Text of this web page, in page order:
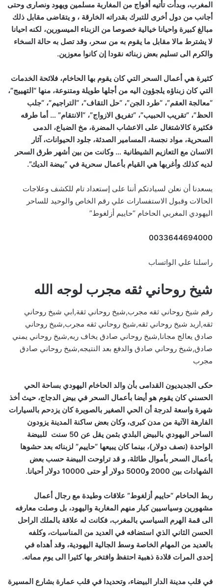
المغرب، وبدأت تأتيه أفواج من المغاربة مسلمين ويهود ونصارى وحتى
أجانب من دول أخرى للتبرك بقدراته الخارقة ، و يتقاضى مقابل ذلك
مبالغ كبيرة واحيانا خيالية خصوصا من الزبناء الميسورين، لكنه احيانا
لا يشترط مالا مقابل ما يقوم به من سحر، وقد تصل به حالة السخاء
والكرم الى تسليم بعض زبنائه نقودا إن كانوا معوزين.
كثيرة هي أعمال السحر التي كان يقوم بها الحاخام، فلائحة الخدمات
التي كان زبناؤه يلجؤون اليه من أجلها طويلة ومتنوعة، منها “التهييج”،
“معالجة العقم”، “طرد الجن”، “حل التقاف”، “التراجيم”، “جلب
الحظ”، “تقريب الحبيب”، “تفريق الازواج”، “الانتقام” … أما طرقه
فكثيرة كالاشتغال على الاعشاب المضرة، مخ الضباع، الدمى
السحرية، مواد نجسة، المسامير الصدئة، جلود الحيوانات، آثار
الانسان مع التعازيم الشيطانية … وكانت من بين أشهر طرق السحر
لديه كذلك وأغربها هي القيام بأعمال سحرية في “بيضة الديك”.
يسعدنا أن نعلن لسيادتكم أننا على إستعداد تام للكشف وعلاجات
الحالات وقبول الاستفسارات علي رقم الخاص والوحيد للساحر
اليهودي المغربي الحاخام “حاييم أزلغوط”
0033644694000
راسلنا علي الواتساب
شيخ روحاني ثقه مجرب لوجه الله
رقم شيخ روحاني ثقه مجرب,شيخ روحاني ثقة,ابي شيخ روحاني
ثقه,اريد شيخ روحاني ثقه,شيخ روحاني ثقه مجرب,شيخ روحاني
صادق يعالج مجانا,شيخ روحاني صادق يخاف ربه,شيخ روحاني يمني
صادق,شيخ روحاني صادق والدفع بعد النتيجه,شيخ روحاني صادق
مجرب
حكى الجديديون القدامى بأن والد الحاخام اليهودي بساحة الحي
الحسني كان يقوم هو أيضا بأعمال السحر في بيض الدجاج، حيث أخذ
شهرة واسعة لدرجة أن الحي الصغير بالصويرة كان يزدحم بالسيارات
الفارهة الآتية من مدن كبرى، وكان بعض ساكنة المدينة يزودون
الساحر اليهودي بالبيض البلدي بثمن يقل عن 50 سنت للبيضة
الواحدة (نصف دولار)، بينما كان يبيعها “حاييم” لزبنائه بعد حشوها
بأعمال السحر بأموال طائلة، و قد تراوحت البيضة حسب بعض
الشهادات بين 2000 و5000 دولار أو حتى 10000 دولار أحيانا.
ربط الحاخام “حاييم أزلغوط” علاقات وطيدة مع رجال أعمال
مشهورين وسياسيين كبار منهم المغاربة واليهود، بل وصلت معارفه
الى قمة الهرم السياسي بالمغرب، فكانت له علاقة بالملك الراحل
الحسن الثاني الذي استضافه في العديد من المناسبات، وكلفه
بالعديد من المهام الخاصة وسط الجالية اليهودية، وقد أهداه في
إحدى المرات قلادة ذهبية احتفظ وافتخر بها كثيرا الى يوم مماته.
في قلب مدينة الدار البيضاء، وتحديدا في قلب عمارة بشارع المسيرة